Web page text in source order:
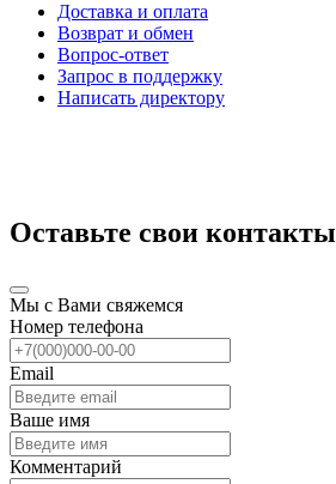
Доставка и оплата
Возврат и обмен
Вопрос-ответ
Запрос в поддержку
Написать директору
Оставьте свои контакты
Мы с Вами свяжемся
Номер телефона
Email
Ваше имя
Комментарий